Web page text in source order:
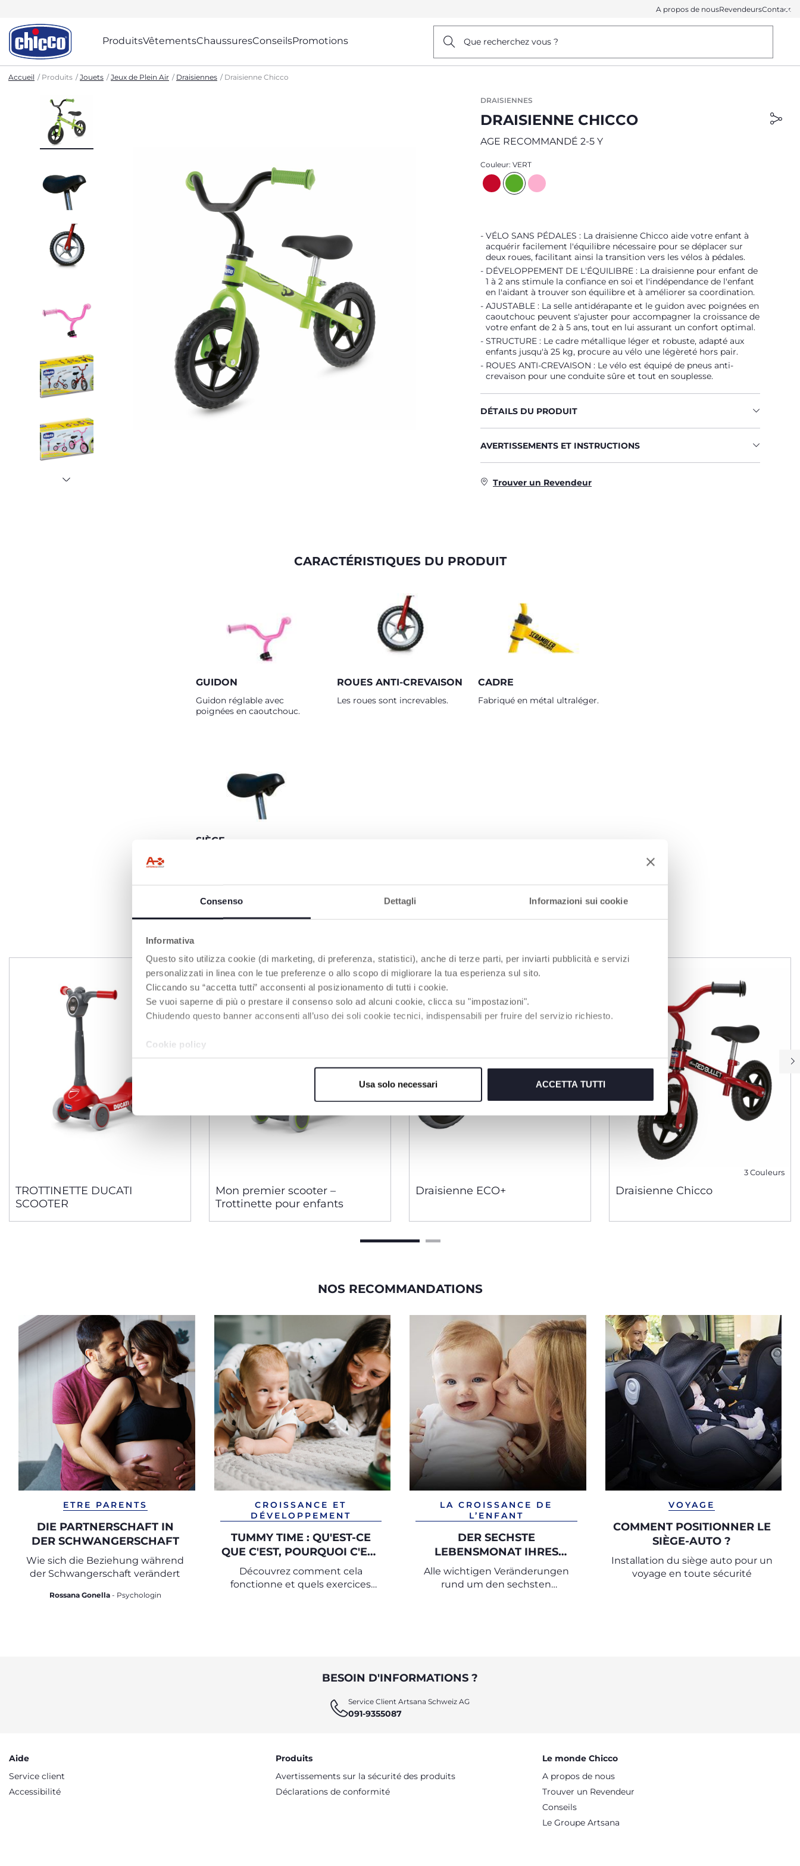
Consenso Dettagli Informazioni sui cookie
Informativa
Questo sito utilizza cookie (di marketing, di preferenza, statistici), anche di terze parti, per inviarti pubblicità e servizi
personalizzati in linea con le tue preferenze o allo scopo di migliorare la tua esperienza sul sito.
Cliccando su “accetta tutti” acconsenti al posizionamento di tutti i cookie.
Se vuoi saperne di più o prestare il consenso solo ad alcuni cookie, clicca su "impostazioni".
Chiudendo questo banner acconsenti all’uso dei soli cookie tecnici, indispensabili per fruire del servizio richiesto.
Cookie policy
Usa solo necessari ACCETTA TUTTI
A propos de nousRevendeursContact
ProduitsVêtementsChaussuresConseilsPromotions Que recherchez vous ?
Accueil Produits Jouets Jeux de Plein Air Draisiennes Draisienne Chicco
DRAISIENNES
DRAISIENNE CHICCO
AGE RECOMMANDÉ 2-5 Y
Couleur: VERT
VÉLO SANS PÉDALES : La draisienne Chicco aide votre enfant à
acquérir facilement l'équilibre nécessaire pour se déplacer sur
deux roues, facilitant ainsi la transition vers les vélos à pédales.
DÉVELOPPEMENT DE L'ÉQUILIBRE : La draisienne pour enfant de
1 à 2 ans stimule la confiance en soi et l'indépendance de l'enfant
en l'aidant à trouver son équilibre et à améliorer sa coordination.
AJUSTABLE : La selle antidérapante et le guidon avec poignées en
caoutchouc peuvent s'ajuster pour accompagner la croissance de
votre enfant de 2 à 5 ans, tout en lui assurant un confort optimal.
STRUCTURE : Le cadre métallique léger et robuste, adapté aux
enfants jusqu'à 25 kg, procure au vélo une légèreté hors pair.
ROUES ANTI-CREVAISON : Le vélo est équipé de pneus anti-
crevaison pour une conduite sûre et tout en souplesse.
DÉTAILS DU PRODUIT
AVERTISSEMENTS ET INSTRUCTIONS
Trouver un Revendeur
CARACTÉRISTIQUES DU PRODUIT
GUIDON
Guidon réglable avec
poignées en caoutchouc.
ROUES ANTI-CREVAISON
Les roues sont increvables.
CADRE
Fabriqué en métal ultraléger.
SIÈGE
TROTTINETTE DUCATI
SCOOTER
Mon premier scooter –
Trottinette pour enfants
Draisienne ECO+
3 Couleurs
Draisienne Chicco
NOS RECOMMANDATIONS
ETRE PARENTS
DIE PARTNERSCHAFT IN
DER SCHWANGERSCHAFT
Wie sich die Beziehung während
der Schwangerschaft verändert
Rossana Gonella - Psychologin
CROISSANCE ET
DÉVELOPPEMENT
TUMMY TIME : QU'EST-CE
QUE C'EST, POURQUOI C'EST
IMPORTANT
Découvrez comment cela
fonctionne et quels exercices
LA CROISSANCE DE
L’ENFANT
DER SECHSTE
LEBENSMONAT IHRES
BABYS
Alle wichtigen Veränderungen
rund um den sechsten
VOYAGE
COMMENT POSITIONNER LE
SIÈGE-AUTO ?
Installation du siège auto pour un
voyage en toute sécurité
BESOIN D'INFORMATIONS ?
Service Client Artsana Schweiz AG
091-9355087
Aide
Service client
Accessibilité
Produits
Avertissements sur la sécurité des produits
Déclarations de conformité
Le monde Chicco
A propos de nous
Trouver un Revendeur
Conseils
Le Groupe Artsana